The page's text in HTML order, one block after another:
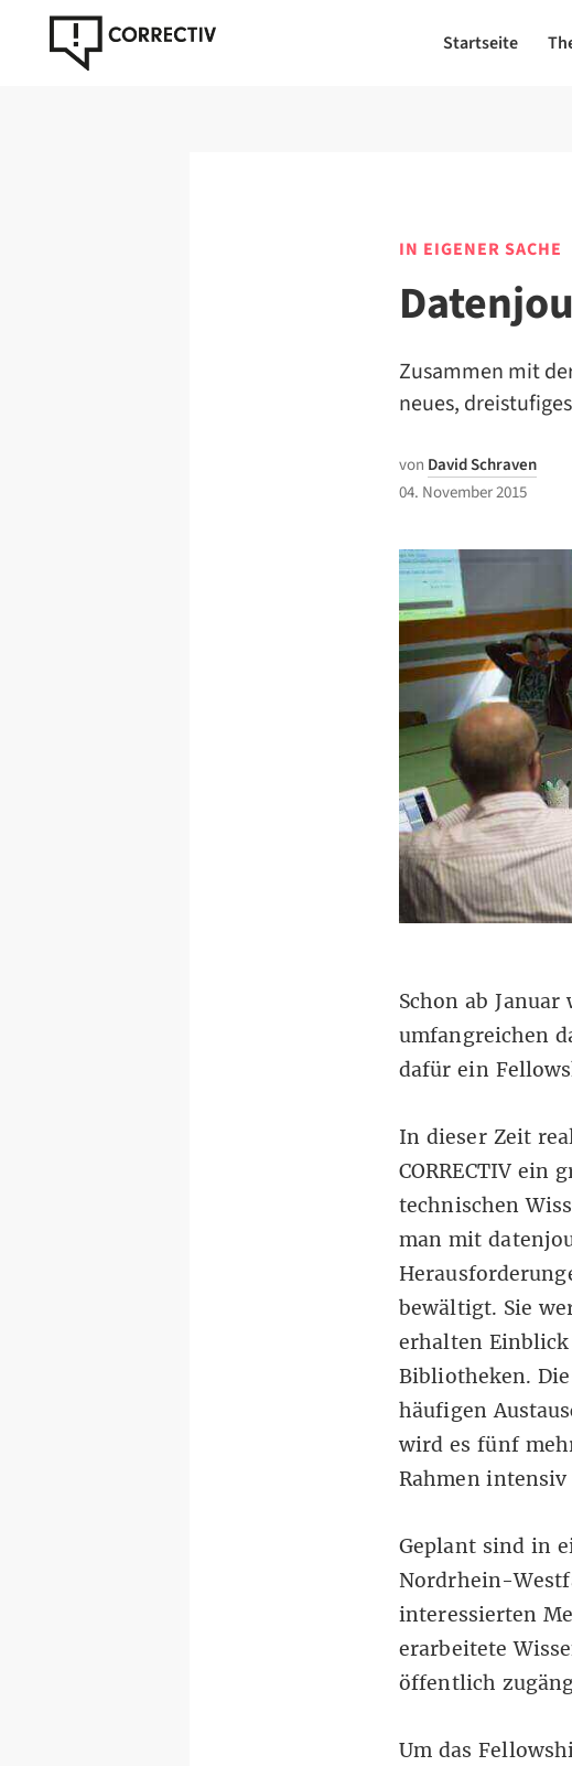
Startseite
IN EIGENER SACHE
Zusammen mit
neues,
von David Schraven
04. November 2015
Schon ab
umfangreichen
dafür ein
In dieser Zeit
CORRECTIV ein
technischen
man mit
bewältigt. Sie
erhalten
Bibliotheken.
häufigen
wird es fünf
Rahmen
Geplant sind in
Nordrhein-
interessierten
erarbeitete
öffentlich
Um das